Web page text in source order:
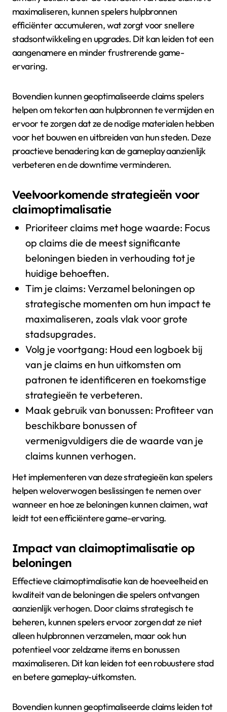
maximaliseren, kunnen spelers hulpbronnen
efficiënter accumuleren, wat zorgt voor snellere
stadsontwikkeling en upgrades. Dit kan leiden tot een
aangenamere en minder frustrerende game-
ervaring.
Bovendien kunnen geoptimaliseerde claims spelers
helpen om tekorten aan hulpbronnen te vermijden en
ervoor te zorgen dat ze de nodige materialen hebben
voor het bouwen en uitbreiden van hun steden. Deze
proactieve benadering kan de gameplay aanzienlijk
verbeteren en de downtime verminderen.
Veelvoorkomende strategieën voor
claimoptimalisatie
Prioriteer claims met hoge waarde: Focus
op claims die de meest significante
beloningen bieden in verhouding tot je
huidige behoeften.
Tim je claims: Verzamel beloningen op
strategische momenten om hun impact te
maximaliseren, zoals vlak voor grote
stadsupgrades.
Volg je voortgang: Houd een logboek bij
van je claims en hun uitkomsten om
patronen te identificeren en toekomstige
strategieën te verbeteren.
Maak gebruik van bonussen: Profiteer van
beschikbare bonussen of
vermenigvuldigers die de waarde van je
claims kunnen verhogen.
Het implementeren van deze strategieën kan spelers
helpen weloverwogen beslissingen te nemen over
wanneer en hoe ze beloningen kunnen claimen, wat
leidt tot een efficiëntere game-ervaring.
Impact van claimoptimalisatie op
beloningen
Effectieve claimoptimalisatie kan de hoeveelheid en
kwaliteit van de beloningen die spelers ontvangen
aanzienlijk verhogen. Door claims strategisch te
beheren, kunnen spelers ervoor zorgen dat ze niet
alleen hulpbronnen verzamelen, maar ook hun
potentieel voor zeldzame items en bonussen
maximaliseren. Dit kan leiden tot een robuustere stad
en betere gameplay-uitkomsten.
Bovendien kunnen geoptimaliseerde claims leiden tot